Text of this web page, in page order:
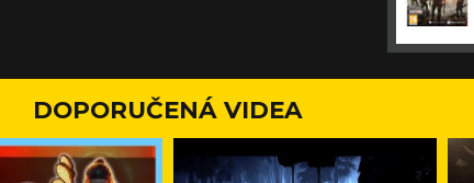
DOPORUČENÁ VIDEA